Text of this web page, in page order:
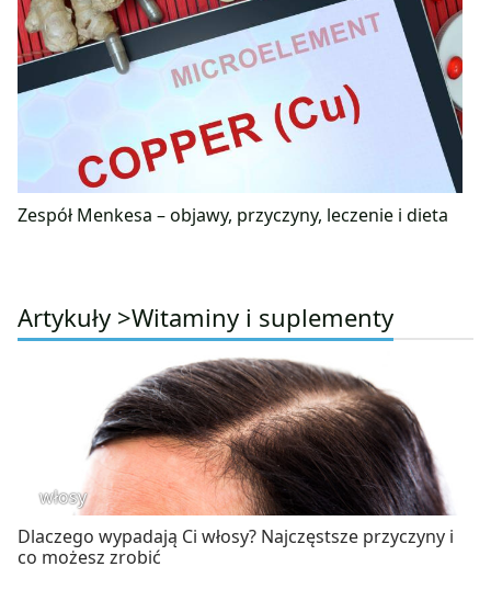
Zespół Menkesa – objawy, przyczyny, leczenie i dieta
Artykuły >Witaminy i suplementy
włosy
Dlaczego wypadają Ci włosy? Najczęstsze przyczyny i
co możesz zrobić